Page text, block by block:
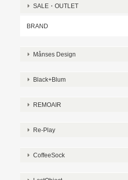
SALE・OUTLET
BRAND
Månses Design
Black+Blum
REMOAIR
Re-Play
CoffeeSock